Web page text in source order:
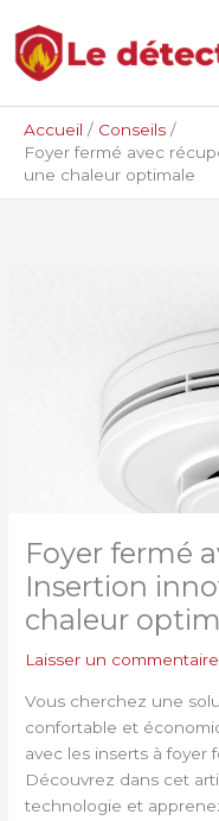
au
contenu
Accueil
Conseils
Foyer fermé avec
une chaleur optimale
Foyer fermé
Insertion
chaleur
Laisser un commentaire
Vous cherchez une
confortable et
avec les inserts à foyer
Découvrez dans cet
technologie et